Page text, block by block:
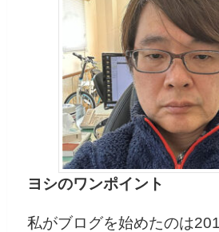
ヨシのワンポイント
私がブログを始めたのは